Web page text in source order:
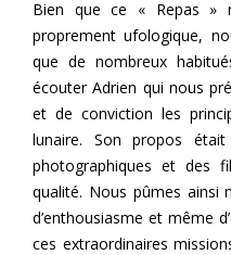
Bien que ce « Repas »
proprement ufologique,
que de nombreux
écouter Adrien qui nous
et de conviction les
lunaire. Son propos
photographiques et des
qualité. Nous pûmes ainsi
d’enthousiasme et même
ces extraordinaires